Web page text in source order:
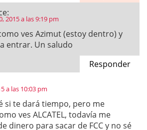
2015 a las 9:19 pm
ves Azimut (estoy dentro) y
entrar. Un saludo
Responder
a las 10:03 pm
si te dará tiempo, pero me
ves ALCATEL, todavía me
dinero para sacar de FCC y no sé